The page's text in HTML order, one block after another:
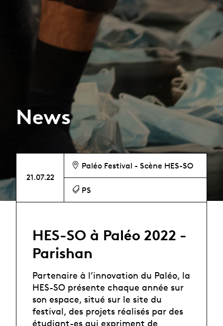
News
21.07.22
Paléo Festival - Scène HES-SO
PS
HES-SO à Paléo 2022 -
Parishan
Partenaire à l’innovation du Paléo, la
HES-SO présente chaque année sur
son espace, situé sur le site du
festival, des projets réalisés par des
étudiant-es qui expriment de